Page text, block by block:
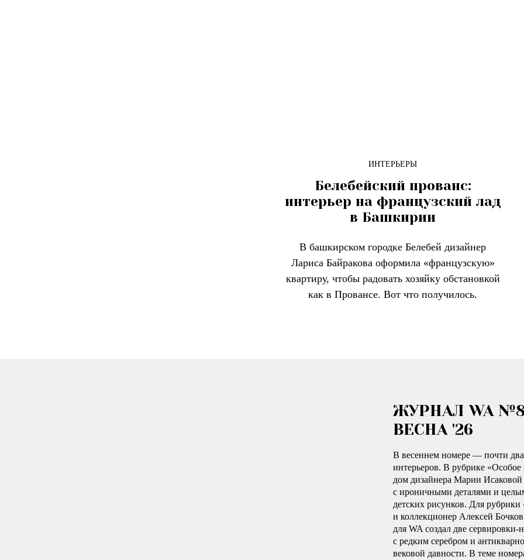
ИНТЕРЬЕРЫ
Белебейский прованс:
интерьер на французский лад
в Башкирии
В башкирском городке Белебей дизайнер
Лариса Байракова оформила «французскую»
квартиру, чтобы радовать хозяйку обстановкой
как в Провансе. Вот что получилось.
ЖУРНАЛ WA
ВЕСНА '26
В весеннем номере — почти два
интерьеров. В рубрике
дом дизайнера Марии
с ироничными деталями и
детских рисунков. Для рубрики
и коллекционер Алексей
для WA создал две сервировки-
с редким серебром и
вековой давности. В теме